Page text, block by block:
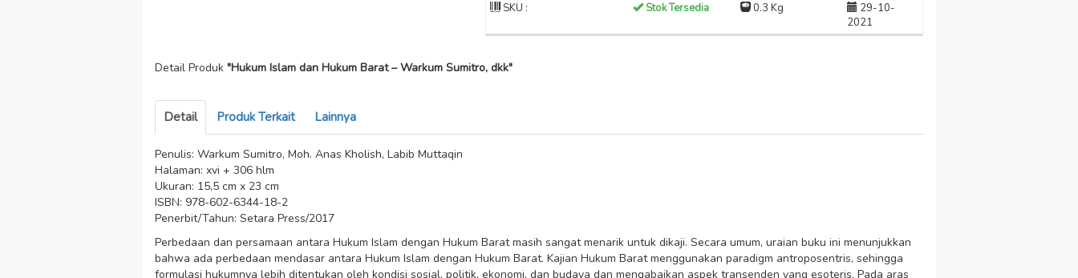
SKU : Stok Tersedia 0.3 Kg
29-10-
2021
Detail Produk "Hukum Islam dan Hukum Barat – Warkum Sumitro, dkk"
Detail Produk Terkait Lainnya
Penulis: Warkum Sumitro, Moh. Anas Kholish, Labib Muttaqin
Halaman: xvi + 306 hlm
Ukuran: 15,5 cm x 23 cm
ISBN: 978-602-6344-18-2
Penerbit/Tahun: Setara Press/2017
Perbedaan dan persamaan antara Hukum Islam dengan Hukum Barat masih sangat menarik untuk dikaji. Secara umum, uraian buku ini menunjukkan
bahwa ada perbedaan mendasar antara Hukum Islam dengan Hukum Barat. Kajian Hukum Barat menggunakan paradigm antroposentris, sehingga
formulasi hukumnya lebih ditentukan oleh kondisi sosial, politik, ekonomi, dan budaya dan mengabaikan aspek transenden yang esoteris. Pada aras